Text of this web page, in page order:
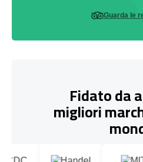
Guarda le
Fidato da
migliori